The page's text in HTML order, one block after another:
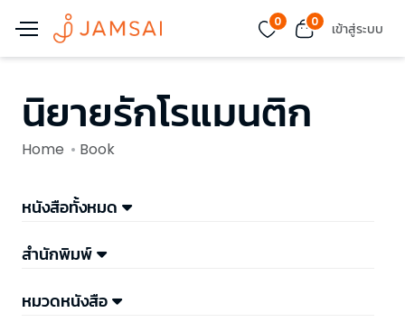
0 0 เข้าสู่ระบบ
นิยายรักโรแมนติก
Home Book
หนังสือทั้งหมด
สำนักพิมพ์
หมวดหนังสือ